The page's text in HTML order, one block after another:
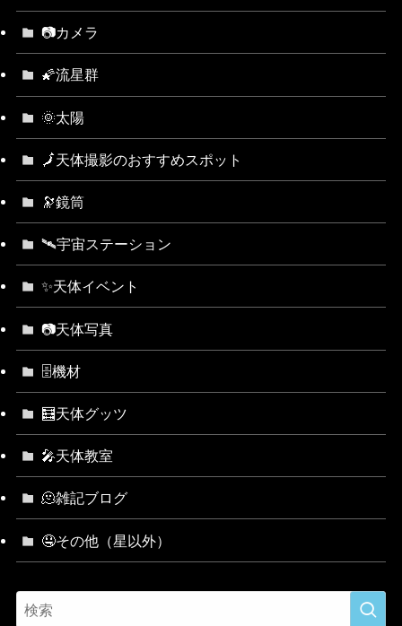
📷カメラ
🌠流星群
🌞太陽
🗾天体撮影のおすすめスポット
🔭鏡筒
🛰宇宙ステーション
✨天体イベント
📷天体写真
🗄機材
🧮天体グッツ
🎤天体教室
🫠雑記ブログ
🤤その他（星以外）